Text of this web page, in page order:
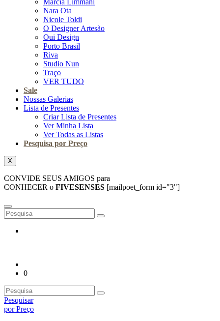
Marcia Limmani
Nara Ota
Nicole Toldi
O Designer Artesão
Oui Design
Porto Brasil
Riva
Studio Nun
Traço
VER TUDO
Sale
Nossas Galerias
Lista de Presentes
Criar Lista de Presentes
Ver Minha Lista
Ver Todas as Listas
Pesquisa por Preço
X
CONVIDE SEUS AMIGOS para
CONHECER o FIVESENSES [mailpoet_form id="3"]
0
Pesquisar
por Preço